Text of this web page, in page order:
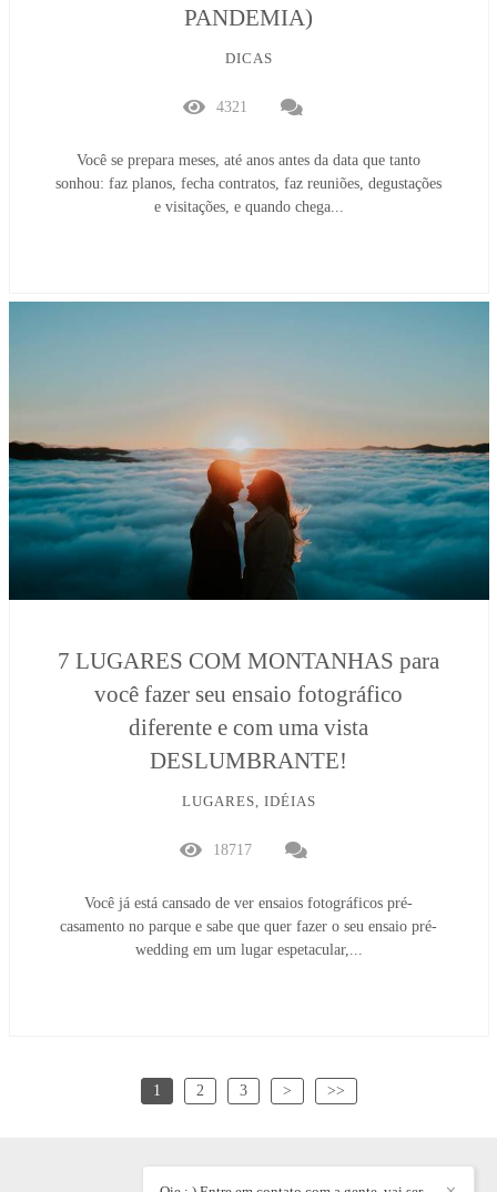
PANDEMIA)
DICAS
4321
Você se prepara meses, até anos antes da data que tanto
sonhou: faz planos, fecha contratos, faz reuniões, degustações
e visitações, e quando chega...
7 LUGARES COM MONTANHAS para
você fazer seu ensaio fotográfico
diferente e com uma vista
DESLUMBRANTE!
LUGARES, IDÉIAS
18717
Você já está cansado de ver ensaios fotográficos pré-
casamento no parque e sabe que quer fazer o seu ensaio pré-
wedding em um lugar espetacular,...
1 2 3 > >>